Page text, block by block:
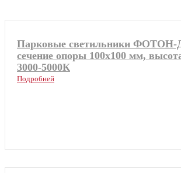
Парковые светильники
сечение опоры 100х100 мм,
3000-5000К
Подробней